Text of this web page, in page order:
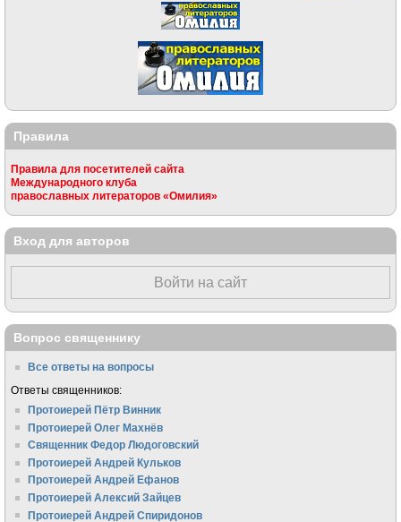
Правила
Правила для посетителей сайта
Международного клуба
православных литераторов «Омилия»
Вход для авторов
Войти на сайт
Вопрос священнику
Все ответы на вопросы
Ответы священников:
Протоиерей Пётр Винник
Протоиерей Олег Махнёв
Священник Федор Людоговский
Протоиерей Андрей Кульков
Протоиерей Андрей Ефанов
Протоиерей Алексий Зайцев
Протоиерей Андрей Спиридонов